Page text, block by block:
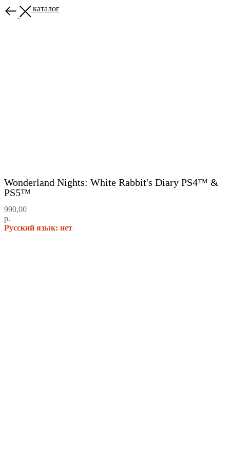
Назад в каталог
Wonderland Nights: White Rabbit's Diary PS4™ &
PS5™
990,00
р.
Русский язык: нет